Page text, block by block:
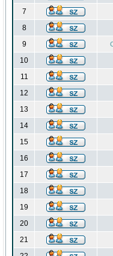
7
8
9
10
11
12
13
14
15
16
17
18
19
20
21